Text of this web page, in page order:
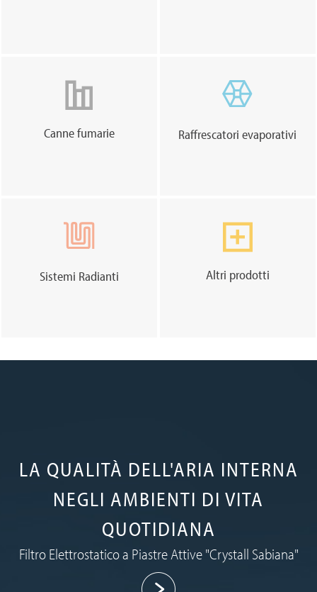
Canne fumarie Raffrescatori evaporativi
Sistemi Radianti Altri prodotti
LA QUALITÀ DELL'ARIA INTERNA
NEGLI AMBIENTI DI VITA
QUOTIDIANA
Filtro Elettrostatico a Piastre Attive "Crystall Sabiana"